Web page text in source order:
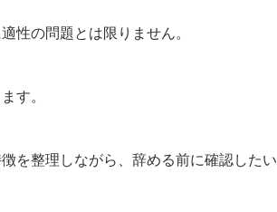
性の問題とは限りません。
す。
を整理しながら、辞める前に確認したい